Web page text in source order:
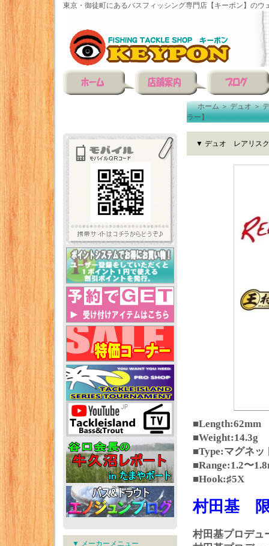
東京・御徒町にあるバスフィッシング専門店【キーポン】のウ
▼ メーカーメニュー
ホーム＞デュオ＞
ラー】
▼ デュオ レアリスク
■Length:62mm
■Weight:14.3g
■Type:マグネッ
■Range:1.2〜
■Hook:♯5X
村田基
村田基プロデュ